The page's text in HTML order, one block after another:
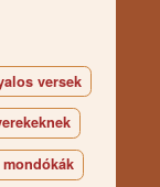
versek